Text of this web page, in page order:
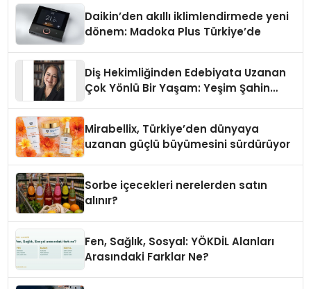
Daikin’den akıllı iklimlendirmede yeni
dönem: Madoka Plus Türkiye’de
Diş Hekimliğinden Edebiyata Uzanan
Çok Yönlü Bir Yaşam: Yeşim Şahin
Mirabellix, Türkiye’den dünyaya
uzanan güçlü büyümesini sürdürüyor
Sorbe içecekleri nerelerden satın
alınır?
Fen, Sağlık, Sosyal: YÖKDİL Alanları
Arasındaki Farklar Ne?